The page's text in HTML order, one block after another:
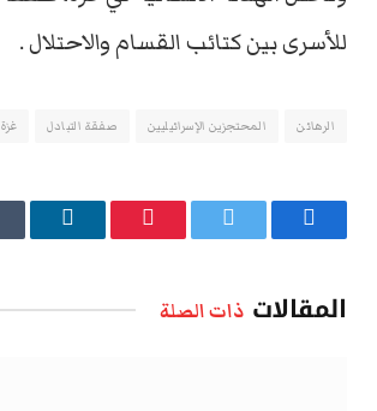
للأسرى بين كتائب القسام والاحتلال .
الرهائن المحتجزين الإسرائيليين صفقة التبادل غزة
فيسبوك تويتر بينتيريستلينكدإن
المقالات ذات الصلة